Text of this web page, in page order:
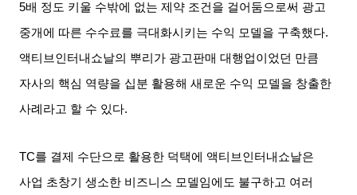
5배 정도 키울 수밖에 없는 제약 조건을 걸어둠으로써 광고
중개에 따른 수수료를 극대화시키는 수익 모델을 구축했다.
액티브인터내쇼날의 뿌리가 광고판매 대행업이었던 만큼
자사의 핵심 역량을 십분 활용해 새로운 수익 모델을 창출한
사례라고 할 수 있다.
TC를 결제 수단으로 활용한 덕택에 액티브인터내쇼날은
사업 초창기 생소한 비즈니스 모델임에도 불구하고 여러